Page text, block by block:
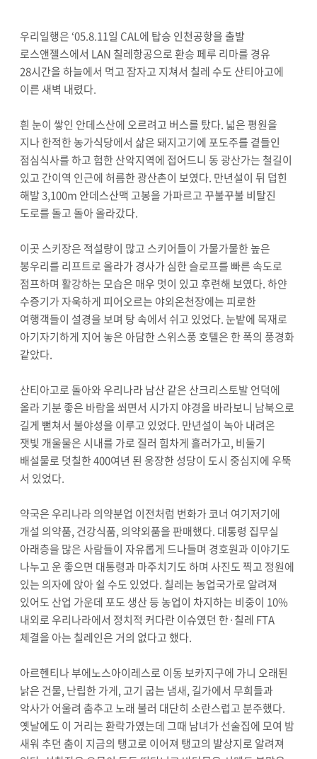
우리일행은 ‘05.8.11일 CAL에 탑승 인천공항을 출발
로스앤젤스에서 LAN 칠레항공으로 환승 페루 리마를 경유
28시간을 하늘에서 먹고 잠자고 지쳐서 칠레 수도 산티아고에
이른 새벽 내렸다.
흰 눈이 쌓인 안데스산에 오르려고 버스를 탔다. 넓은 평원을
지나 한적한 농가식당에서 삶은 돼지고기에 포도주를 곁들인
점심식사를 하고 험한 산악지역에 접어드니 동 광산가는 철길이
있고 간이역 인근에 허름한 광산촌이 보였다. 만년설이 뒤 덥힌
해발 3,100m 안데스산맥 고봉을 가파르고 꾸불꾸불 비탈진
도로를 돌고 돌아 올라갔다.
이곳 스키장은 적설량이 많고 스키어들이 가물가물한 높은
봉우리를 리프트로 올라가 경사가 심한 슬로프를 빠른 속도로
점프하며 활강하는 모습은 매우 멋이 있고 후련해 보였다. 하얀
수증기가 자욱하게 피어오르는 야외온천장에는 피로한
여행객들이 설경을 보며 탕 속에서 쉬고 있었다. 눈밭에 목재로
아기자기하게 지어 놓은 아담한 스위스풍 호텔은 한 폭의 풍경화
같았다.
산티아고로 돌아와 우리나라 남산 같은 산크리스토발 언덕에
올라 기분 좋은 바람을 쐬면서 시가지 야경을 바라보니 남북으로
길게 뻗쳐서 불야성을 이루고 있었다. 만년설이 녹아 내려온
잿빛 개울물은 시내를 가로 질러 힘차게 흘러가고, 비둘기
배설물로 덧칠한 400여년 된 웅장한 성당이 도시 중심지에 우뚝
서 있었다.
약국은 우리나라 의약분업 이전처럼 번화가 코너 여기저기에
개설 의약품, 건강식품, 의약외품을 판매했다. 대통령 집무실
아래층을 많은 사람들이 자유롭게 드나들며 경호원과 이야기도
나누고 운 좋으면 대통령과 마주치기도 하며 사진도 찍고 정원에
있는 의자에 앉아 쉴 수도 있었다. 칠레는 농업국가로 알려져
있어도 산업 가운데 포도 생산 등 농업이 차지하는 비중이 10%
내외로 우리나라에서 정치적 커다란 이슈였던 한·칠레 FTA
체결을 아는 칠레인은 거의 없다고 했다.
아르헨티나 부에노스아이레스로 이동 보카지구에 가니 오래된
낡은 건물, 난립한 가게, 고기 굽는 냄새, 길가에서 무희들과
악사가 어울려 춤추고 노래 불러 대단히 소란스럽고 분주했다.
옛날에도 이 거리는 환락가였는데 그때 남녀가 선술집에 모여 밤
새워 추던 춤이 지금의 탱고로 이어져 탱고의 발상지로 알려져